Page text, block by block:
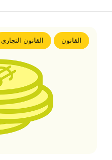
القانون القانون التجاري